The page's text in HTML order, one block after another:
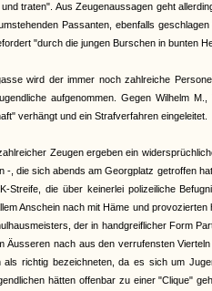
traten". Aus Zeugenaussagen geht
Passanten, ebenfalls
"durch die jungen Burschen in bunten
wird der immer noch zahlreiche
aufgenommen. Gegen Wilhelm
verhängt und ein Strafverfahren eingeleitet.
Zeugen ergeben ein
-, die sich abends am Georgplatz getroffen
Streife, die über keinerlei polizeiliche
Anschein nach mit Häme und
der in handgreiflicher Form
Äusseren nach aus den verrufensten
als richtig bezeichneten, da es sich um
hätten offenbar zu einer "Clique"